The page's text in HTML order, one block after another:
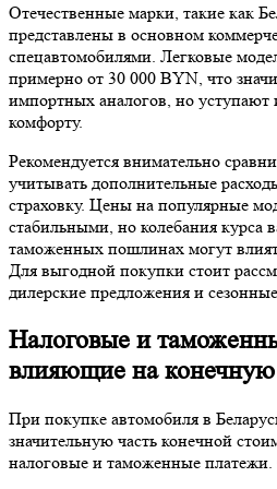
Отечественные марки, такие как
представлены в основном
спецавтомобилями. Легковые
примерно от 30 000 BYN, что
импортных аналогов, но
комфорту.
Рекомендуется внимательно
учитывать дополнительные
страховку. Цены на популярные
стабильными, но колебания курса
таможенных пошлинах могут
Для выгодной покупки стоит
дилерские предложения и
Налоговые и
влияющие на конечную
При покупке автомобиля в
значительную часть конечной
налоговые и таможенные